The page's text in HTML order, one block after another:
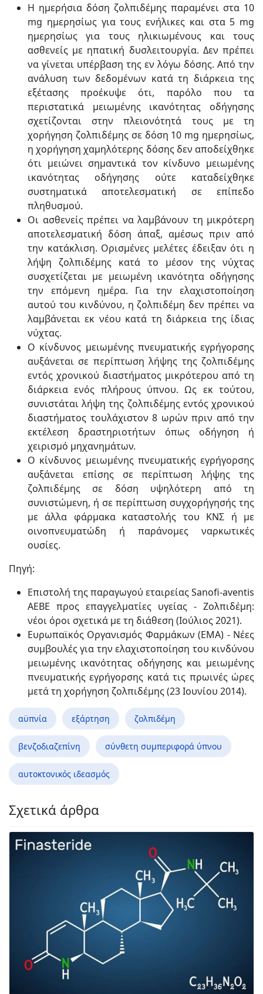
Η ημερήσια δόση ζολπιδέμης παραμένει στα 10
mg ημερησίως για τους ενήλικες και στα 5 mg
ημερησίως για τους ηλικιωμένους και τους
ασθενείς με ηπατική δυσλειτουργία. Δεν πρέπει
να γίνεται υπέρβαση της εν λόγω δόσης. Από την
ανάλυση των δεδομένων κατά τη διάρκεια της
εξέτασης προέκυψε ότι, παρόλο που τα
περιστατικά μειωμένης ικανότητας οδήγησης
σχετίζονται στην πλειονότητά τους με τη
χορήγηση ζολπιδέμης σε δόση 10 mg ημερησίως,
η χορήγηση χαμηλότερης δόσης δεν αποδείχθηκε
ότι μειώνει σημαντικά τον κίνδυνο μειωμένης
ικανότητας οδήγησης ούτε καταδείχθηκε
συστηματικά αποτελεσματική σε επίπεδο
πληθυσμού.
Οι ασθενείς πρέπει να λαμβάνουν τη μικρότερη
αποτελεσματική δόση άπαξ, αμέσως πριν από
την κατάκλιση. Ορισμένες μελέτες έδειξαν ότι η
λήψη ζολπιδέμης κατά το μέσον της νύχτας
συσχετίζεται με μειωμένη ικανότητα οδήγησης
την επόμενη ημέρα. Για την ελαχιστοποίηση
αυτού του κινδύνου, η ζολπιδέμη δεν πρέπει να
λαμβάνεται εκ νέου κατά τη διάρκεια της ίδιας
νύχτας.
Ο κίνδυνος μειωμένης πνευματικής εγρήγορσης
αυξάνεται σε περίπτωση λήψης της ζολπιδέμης
εντός χρονικού διαστήματος μικρότερου από τη
διάρκεια ενός πλήρους ύπνου. Ως εκ τούτου,
συνιστάται λήψη της ζολπιδέμης εντός χρονικού
διαστήματος τουλάχιστον 8 ωρών πριν από την
εκτέλεση δραστηριοτήτων όπως οδήγηση ή
χειρισμό μηχανημάτων.
Ο κίνδυνος μειωμένης πνευματικής εγρήγορσης
αυξάνεται επίσης σε περίπτωση λήψης της
ζολπιδέμης σε δόση υψηλότερη από τη
συνιστώμενη, ή σε περίπτωση συγχορήγησής της
με άλλα φάρμακα καταστολής του ΚΝΣ ή με
οινοπνευματώδη ή παράνομες ναρκωτικές
ουσίες.
Πηγή:
Επιστολή της παραγωγού εταιρείας Sanofi-aventis
ΑΕΒΕ προς επαγγελματίες υγείας - Ζολπιδέμη:
νέοι όροι σχετικά με τη διάθεση (Ιούλιος 2021).
Ευρωπαϊκός Οργανισμός Φαρμάκων (EMA) - Νέες
συμβουλές για την ελαχιστοποίηση του κινδύνου
μειωμένης ικανότητας οδήγησης και μειωμένης
πνευματικής εγρήγορσης κατά τις πρωινές ώρες
μετά τη χορήγηση ζολπιδέμης (23 Ιουνίου 2014).
αϋπνία εξάρτηση ζολπιδέμη
βενζοδιαζεπίνη σύνθετη συμπεριφορά ύπνου
αυτοκτονικός ιδεασμός
Σχετικά άρθρα